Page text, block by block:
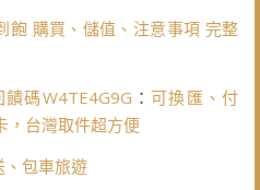
飽 購買、儲值、注意事項 完整
碼W4TE4G9G ：可換匯、付
，台灣取件超方便
、包車旅遊